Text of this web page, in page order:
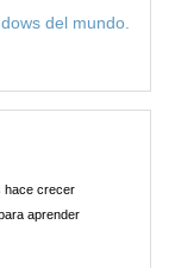
del mundo.
hace crecer
aprender